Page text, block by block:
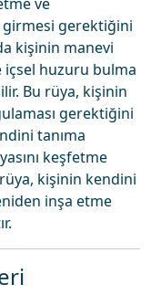
girmesi gerektiğini
kişinin manevi
içsel huzuru bulma
Bu rüya, kişinin
gerektiğini
tanıma
keşfetme
kişinin kendini
inşa etme